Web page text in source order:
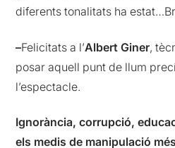
diferents tonalitats ha
–Felicitats a l’Albert Giner,
posar aquell punt de llum
l’espectacle.
Ignorància, corrupció,
els medis de manipulació